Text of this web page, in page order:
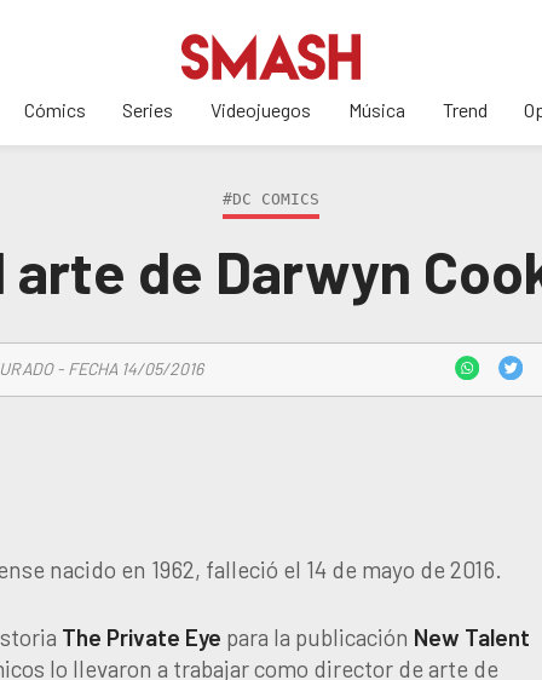
Cómics Series Videojuegos Música Trend
#DC COMICS
arte de Darwyn
- FECHA 14/05/2016
nacido en 1962, falleció el 14 de mayo de 2016.
The Private Eye para la publicación New Talent
lo llevaron a trabajar como director de arte de